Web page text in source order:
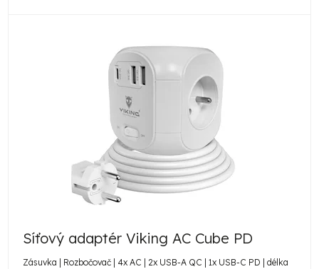
Síťový adaptér Viking AC Cube PD
Zásuvka | Rozbočovač | 4x AC | 2x USB-A QC | 1x USB-C PD | délka